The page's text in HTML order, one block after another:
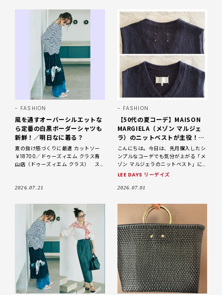
FASHION
風を通すオーバーシルエットな
ら定番の白黒ボーダーシャツも
新鮮！／明日なに着る？
夏の抜け感づくりに最適 カットソー
￥18700／ドゥーズィエム クラス青
山店（ドゥーズィエム クラス） ス
／リトルリ
2026.07.21
FASHION
【50代の夏コーデ】MAISON
MARGIELA（メゾン マルジェ
ラ）のニットベストが主役！大
人の3daysコーデ【LEE DAYS
club なお】
こんにちは。今日は、先月購入したシ
ンプルなコーデでも気分が上がる「メ
ゾン マルジェラのニットベスト」に
ついて書かせていただきます。シンプ
たりなアイテムだと思います。
LEE DAYS リーデイズ
2026.07.01